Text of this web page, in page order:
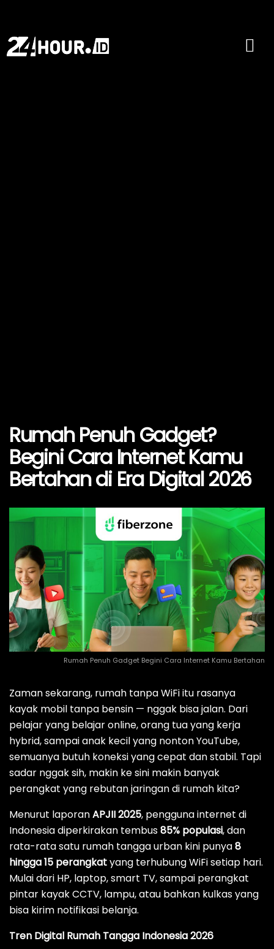
Rumah Penuh Gadget?
Begini Cara Internet Kamu
Bertahan di Era Digital 2026
Rumah Penuh Gadget Begini Cara Internet Kamu Bertahan
Zaman sekarang, rumah tanpa WiFi itu rasanya
kayak mobil tanpa bensin — nggak bisa jalan. Dari
pelajar yang belajar online, orang tua yang kerja
hybrid, sampai anak kecil yang nonton YouTube,
semuanya butuh koneksi yang cepat dan stabil. Tapi
sadar nggak sih, makin ke sini makin banyak
perangkat yang rebutan jaringan di rumah kita?
Menurut laporanAPJII 2025, pengguna internet di
Indonesia diperkirakan tembus85% populasi, dan
rata-rata satu rumah tangga urban kini punya8
hingga 15 perangkatyang terhubung WiFi setiap hari.
Mulai dari HP, laptop, smart TV, sampai perangkat
pintar kayak CCTV, lampu, atau bahkan kulkas yang
bisa kirim notifikasi belanja.
Tren Digital Rumah Tangga Indonesia 2026